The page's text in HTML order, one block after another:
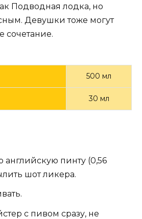
Подводная лодка, но
Девушки тоже могут
сочетание.
500 мл
30 мл
английскую пинту (0,56
шот ликера.
с пивом сразу, не